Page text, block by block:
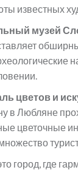
известных
музей
цветов и
в Любляне
цветочные
город, где